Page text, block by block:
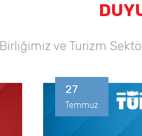
Birliğimiz ve Turizm
27
Temmuz